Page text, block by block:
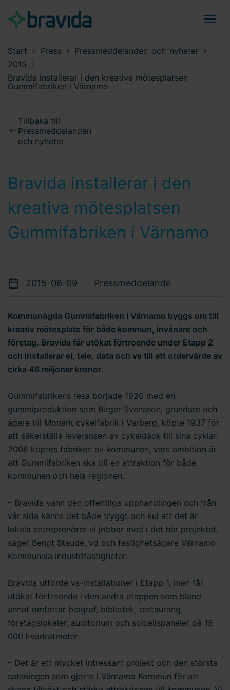
Start Press
Pressmeddelanden och nyheter
2015
Bravida installerar i den kreativa mötesplatsen
Gummifabriken i Värnamo
Tillbaka till
Pressmeddelanden
och nyheter
Bravida installerar i den
kreativa mötesplatsen
Gummifabriken i Värnamo
2015-06-09 Pressmeddelande
Kommunägda Gummifabriken i Värnamo byggs om till
kreativ mötesplats för både kommun, invånare och
företag. Bravida får utökat förtroende under Etapp 2
och installerar el, tele, data och vs till ett ordervärde av
cirka 46 miljoner kronor.
Gummifabrikens resa började 1920 med en
gummiproduktion som Birger Svensson, grundare och
ägare till Monark cykelfabrik i Varberg, köpte 1937 för
att säkerställa leveransen av cykeldäck till sina cyklar.
2008 köptes fabriken av kommunen, vars ambition är
att Gummifabriken ska bli en attraktion för både
kommunen och hela regionen.
– Bravida vann den offentliga upphandlingen och från
vår sida känns det både tryggt och kul att det är
lokala entreprenörer vi jobbar med i det här projektet,
säger Bengt Staude, vd och fastighetsägare Värnamo
Kommunala Industrifastigheter.
Bravida utförde vs-installationer i Etapp 1, men får
utökat förtroende i den andra etappen som bland
annat omfattar biograf, bibliotek, restaurang,
företagslokaler, auditorium och solcellspaneler på 15
000 kvadratmeter.
– Det är ett mycket intressant projekt och den största
satsningen som gjorts i Värnamo Kommun för att